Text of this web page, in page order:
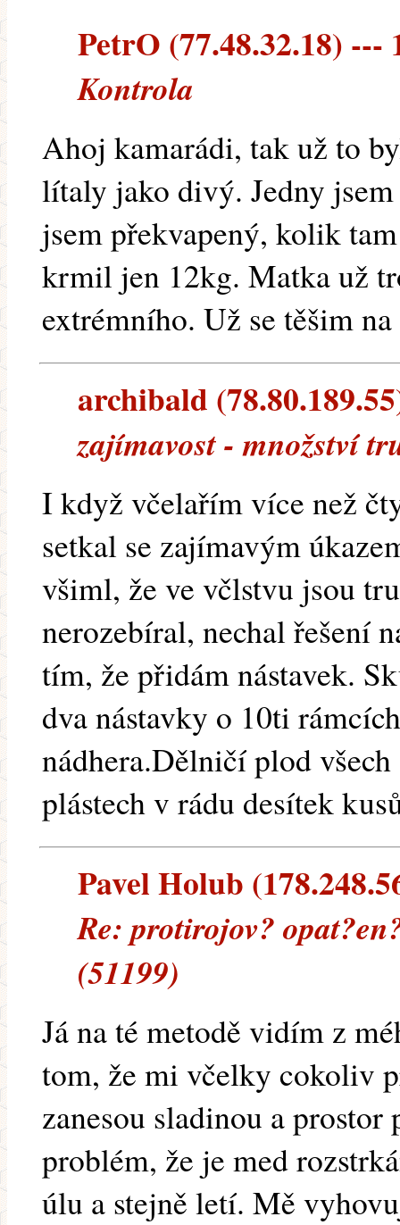
PetrO (77.48.32.18) ---
Kontrola
Ahoj kamarádi, tak už to
lítaly jako divý. Jedny
jsem překvapený, kolik
krmil jen 12kg. Matka už
extrémního. Už se těšim
archibald
zajímavost - množství
I když včelařím více než
setkal se zajímavým
všiml, že ve včlstvu jsou
nerozebíral, nechal řešení
tím, že přidám nástavek.
dva nástavky o 10ti
nádhera.Dělničí plod
plástech v rádu desítek
Pavel Holub
Re: protirojov?
(51199)
Já na té metodě vidím z
tom, že mi včelky cokoliv
zanesou sladinou a
problém, že je med
úlu a stejně letí. Mě